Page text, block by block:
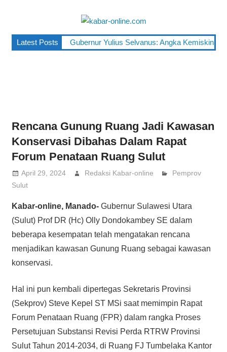
terpercaya
dalam
Latest Posts Gubernur Yulius Selvanus: Angka Kemiskinan
Rencana Gunung Ruang Jadi Kawasan
Konservasi Dibahas Dalam Rapat
Forum Penataan Ruang Sulut
April 29, 2024 Redaksi Kabar-online
Pemprov
Sulut
Kabar-online, Manado-Gubernur Sulawesi Utara
(Sulut) Prof DR (Hc) Olly Dondokambey SE dalam
beberapa kesempatan telah mengatakan rencana
menjadikan kawasan Gunung Ruang sebagai kawasan
konservasi.
Hal ini pun kembali dipertegas Sekretaris Provinsi
(Sekprov) Steve Kepel ST MSi saat memimpin Rapat
Forum Penataan Ruang (FPR) dalam rangka Proses
Persetujuan Substansi Revisi Perda RTRW Provinsi
Sulut Tahun 2014-2034, di Ruang FJ Tumbelaka Kantor